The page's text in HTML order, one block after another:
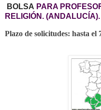
BOLSA PARA
RELIGIÓN. (ANDALUCÍA).
Plazo de solicitudes: hasta el